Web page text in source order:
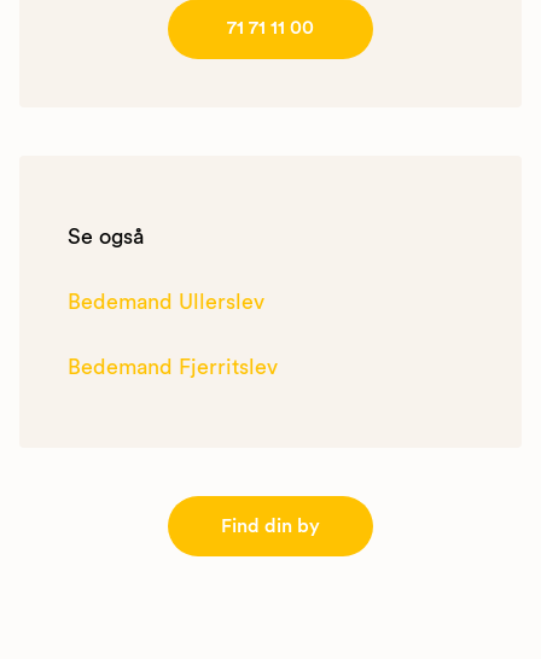
71 71 11 00
Se også
Bedemand Ullerslev
Bedemand Fjerritslev
Find din by